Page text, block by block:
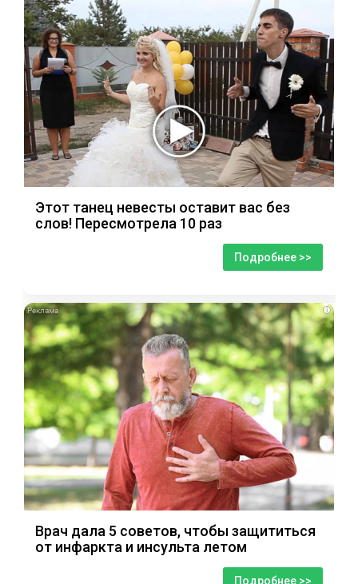
Этот танец невесты оставит вас без
слов! Пересмотрела 10 раз
Подробнее >>
i
Врач дала 5 советов, чтобы защититься
от инфаркта и инсульта летом
Подробнее >>